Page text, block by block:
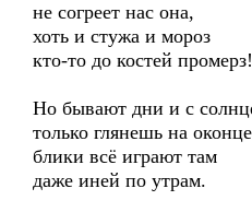
не согреет нас она,
хоть и стужа и мороз
кто-то до костей промерз!
Но бывают дни и с
только глянешь на
блики всё играют там
даже иней по утрам.